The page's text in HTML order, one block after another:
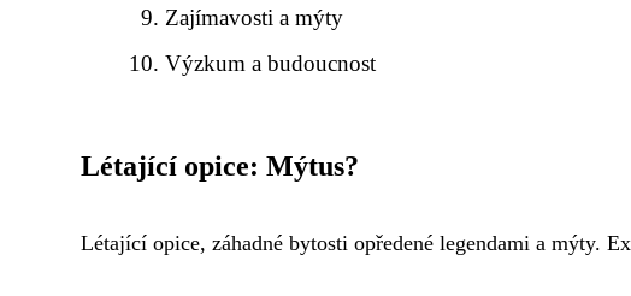
Zajímavosti a mýty
Výzkum a budoucnost
Létající opice: Mýtus?
Létající opice, záhadné bytosti opředené legendami a mýty.